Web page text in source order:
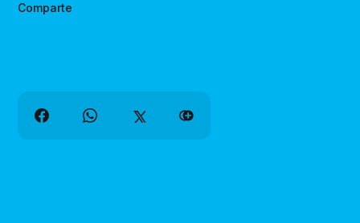
Comparte